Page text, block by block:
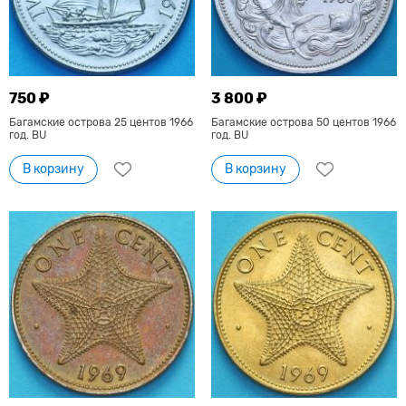
750 ₽
Багамские острова 25 центов 1966
год. BU
В корзину
3 800 ₽
Багамские острова 50 центов 1966
год. BU
В корзину